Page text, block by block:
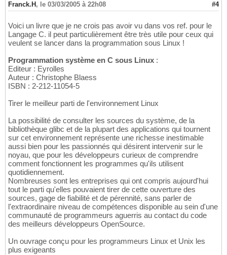
Franck.H , le 03/03/2005 à 22h08 #4
Voici un livre que je ne crois pas avoir vu dans vos ref. pour le
Langage C. il peut particulièrement être très utile pour ceux qui
veulent se lancer dans la programmation sous Linux !
Programmation système en C sous Linux :
Editeur : Eyrolles
Auteur : Christophe Blaess
ISBN : 2-212-11054-5
Tirer le meilleur parti de l'environnement Linux
La possibilité de consulter les sources du système, de la
bibliothèque glibc et de la plupart des applications qui tournent
sur cet environnement représente une richesse inestimable
aussi bien pour les passionnés qui désirent intervenir sur le
noyau, que pour les développeurs curieux de comprendre
comment fonctionnent les programmes qu'ils utilisent
quotidiennement.
Nombreuses sont les entreprises qui ont compris aujourd'hui
tout le parti qu'elles pouvaient tirer de cette ouverture des
sources, gage de fiabilité et de pérennité, sans parler de
l'extraordinaire niveau de compétences disponible au sein d'une
communauté de programmeurs aguerris au contact du code
des meilleurs développeurs OpenSource.
Un ouvrage conçu pour les programmeurs Linux et Unix les
plus exigeants